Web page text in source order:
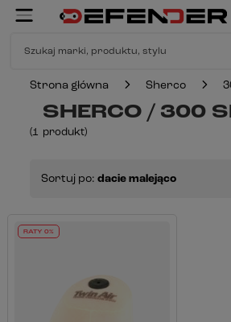
Strona główna Sherco
SHERCO / 300
(1 produkt)
Sortuj po: dacie malejąco
RATY 0%